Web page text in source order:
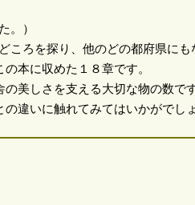
。）
ろを探り、他のどの都府県にも
本に収めた１８章です。
美しさを支える大切な物の数で
違いに触れてみてはいかがでしょ